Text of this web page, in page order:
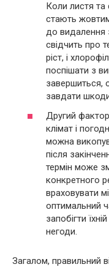
Коли листя та
стають
до видалення
свідчить про
ріст, і
поспішати з
завершиться,
завдати
Другий
клімат і
можна
після
термін може
конкретного
враховувати
оптимальний
запобігти
негоди.
Загалом, правильний